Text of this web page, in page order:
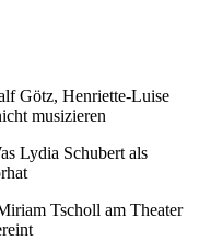
Götz, Henriette-Luise
musizieren
Lydia Schubert als
Tscholl am Theater